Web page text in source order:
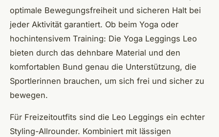
optimale Bewegungsfreiheit und sicheren Halt bei
jeder Aktivität garantiert. Ob beim Yoga oder
hochintensivem Training: Die Yoga Leggings Leo
bieten durch das dehnbare Material und den
komfortablen Bund genau die Unterstützung, die
Sportlerinnen brauchen, um sich frei und sicher zu
bewegen.
Für Freizeitoutfits sind die Leo Leggings ein echter
Styling-Allrounder. Kombiniert mit lässigen